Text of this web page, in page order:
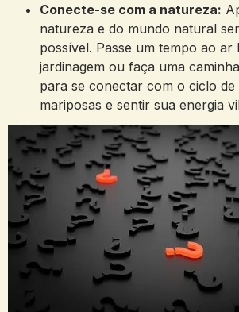
Conecte-se com a natureza:
natureza e do mundo natural
possível. Passe um tempo ao ar
jardinagem ou faça uma
para se conectar com o ciclo de
mariposas e sentir sua energia